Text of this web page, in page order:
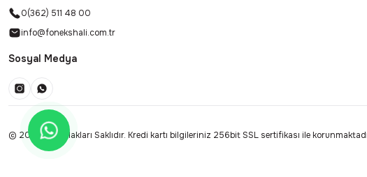
0(362) 511 48 00
info@fonekshali.com.tr
Sosyal Medya
© 2025 Tüm Hakları Saklıdır. Kredi kartı bilgileriniz 256bit SSL sertifikası ile